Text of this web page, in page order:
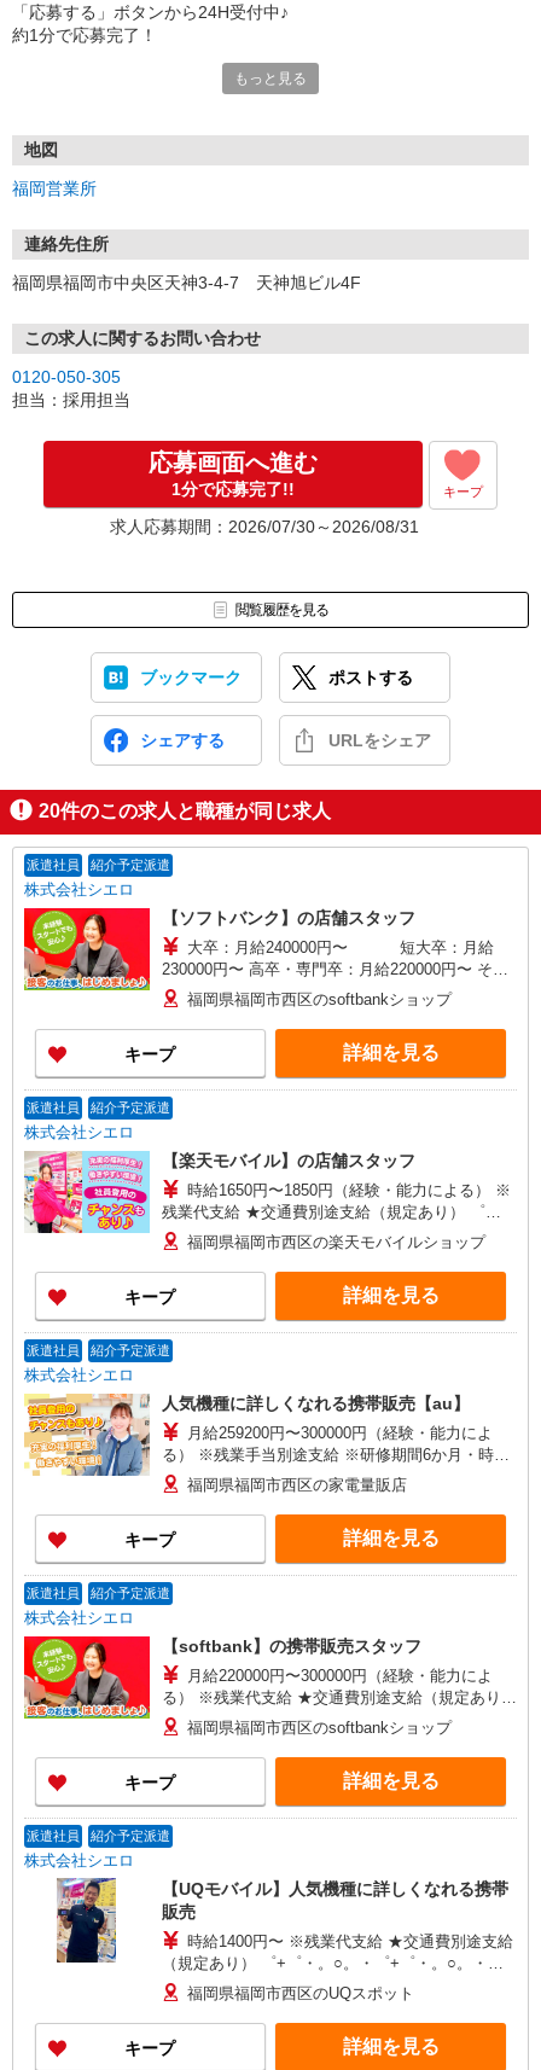
「応募する」ボタンから24H受付中♪
約1分で応募完了！
①応募から3営業日を目安に、メールorお電話でご連絡します。
★スマホでWEB面接（LINEなど）・出張面接・事務所面接と選べま
す
③面接実施（履歴書不要）
※ご希望があれば、職場見学の調整もOKです！
お気軽にご応募ください♪
もっと見る
地図
福岡営業所
連絡先住所
福岡県福岡市中央区天神3-4-7 天神旭ビル4F
この求人に関するお問い合わせ
0120-050-305
担当：採用担当
応募画面へ進む
1分で応募完了!! キープ
求人応募期間：2026/07/30～2026/08/31
閲覧履歴を見る
ブックマーク ポストする
シェアする URLをシェア
20件のこの求人と職種が同じ求人
派遣社員 紹介予定派遣
株式会社シエロ
【ソフトバンク】の店舗スタッフ
大卒：月給240000円〜 短大卒：月給
230000円〜 高卒・専門卒：月給220000円〜 その
他・交通費当社規定・達成手当・役職手当・アド
バイザー手当・その他手当有・賞与年2回 ※残業
代支給 ゜+゜・。○。・゜+゜・。○。・゜+゜ 入
社祝い金10万円支給(規定有) お友達を紹介頂くと,
インセンティブ支給(規定有) ゜・。○。・゜
+゜・。○。・゜+゜
福岡県福岡市西区のsoftbankショップ
キープ 詳細を見る
派遣社員 紹介予定派遣
株式会社シエロ
【楽天モバイル】の店舗スタッフ
時給1650円〜1850円（経験・能力による） ※
残業代支給 ★交通費別途支給（規定あり） ゜
+゜・。○。・゜+゜・。○。・゜+゜ 入社祝い金10
万円支給(規定有) お友達を紹介頂くと, インセンテ
ィブ支給(規定有) ★月2回払い・週払い可能（規程
有）★ ゜・。○。・゜+゜・。○。・゜+゜
福岡県福岡市西区の楽天モバイルショップ
キープ 詳細を見る
派遣社員 紹介予定派遣
株式会社シエロ
人気機種に詳しくなれる携帯販売【au】
月給259200円〜300000円（経験・能力によ
る） ※残業手当別途支給 ※研修期間6か月・時給
1500円〜 ★交通費別途支給（規定あり） ゜
+゜・。○。・゜+゜・。○。・゜+゜ 入社祝い金10
万円支給(規定有) お友達を紹介頂くと, インセンテ
ィブ支給(規定有) ゜・。○。・゜+゜・。○。・゜
+゜
福岡県福岡市西区の家電量販店
キープ 詳細を見る
派遣社員 紹介予定派遣
株式会社シエロ
【softbank】の携帯販売スタッフ
月給220000円〜300000円（経験・能力によ
る） ※残業代支給 ★交通費別途支給（規定あり）
゜+゜・。○。・゜+゜・。○。・゜+゜ 入社祝い金
10万円支給(規定有) お友達を紹介頂くと, インセン
ティブ支給(規定有) ゜・。○。・゜+゜・。
○。・゜+゜
福岡県福岡市西区のsoftbankショップ
キープ 詳細を見る
派遣社員 紹介予定派遣
株式会社シエロ
【UQモバイル】人気機種に詳しくなれる携帯
販売
時給1400円〜 ※残業代支給 ★交通費別途支給
（規定あり） ゜+゜・。○。・゜+゜・。○。・゜
+゜ 入社祝い金10万円支給(規定有) お友達を紹介
頂くと, インセンティブ支給(規定有) ★月2回払
い・週払い可能（規程有）★ ゜・。○。・゜
+゜・。○。・゜+゜
福岡県福岡市西区のUQスポット
キープ 詳細を見る